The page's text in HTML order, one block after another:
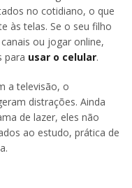
no cotidiano, o que
às telas. Se o seu filho
ou jogar online,
para usar o celular.
a televisão, o
distrações. Ainda
de lazer, eles não
ao estudo, prática de